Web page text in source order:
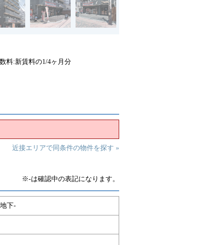
料:新賃料の1/4ヶ月分
近接エリアで同条件の物件を探す »
※-は確認中の表記になります。
下-